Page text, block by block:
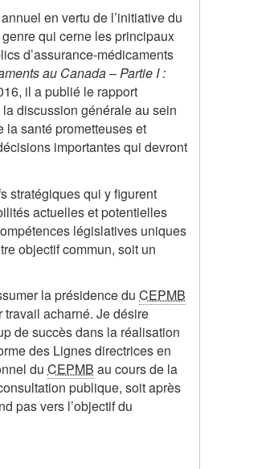
en vertu de l’initiative du
qui cerne les principaux
d’assurance-médicaments
au Canada – Partie I :
il a publié le rapport
discussion générale au sein
la santé prometteuses et
importantes qui devront
stratégiques qui y figurent
actuelles et potentielles
législatives uniques
objectif commun, soit un
la présidence du CEPMB
acharné. Je désire
de succès dans la réalisation
des Lignes directrices en
du CEPMB au cours de la
publique, soit après
pas vers l’objectif du